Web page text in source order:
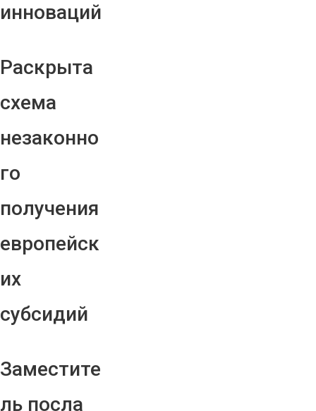
инноваций
Раскрыта
схема
незаконно
го
получения
европейск
их
субсидий
Заместите
ль посла